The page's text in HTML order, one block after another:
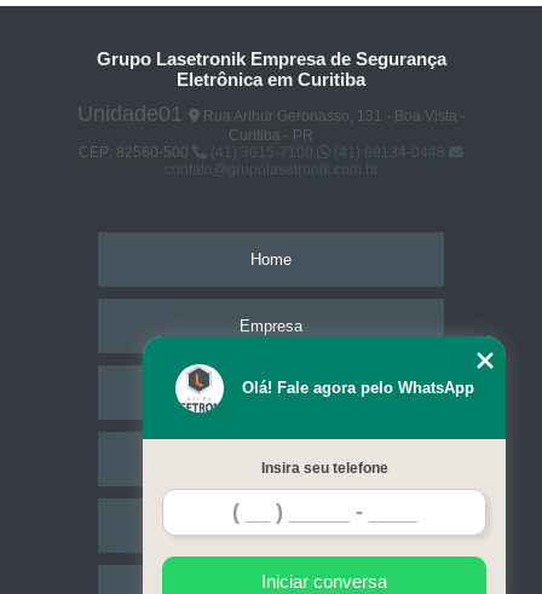
Grupo Lasetronik Empresa de Segurança
Eletrônica em Curitiba
Unidade01
Rua Arthur Geronasso, 131 - Boa Vista -
Curitiba - PR
CEP: 82560-500
(41) 3015-7100
(41) 99134-0448
contato@grupolasetronik.com.br
Home
Empresa
Missão
Serviços
Contato
Olá! Fale agora pelo WhatsApp
Insira seu telefone
Iniciar conversa